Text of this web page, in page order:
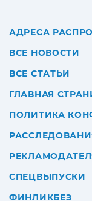
АДРЕСА
ВСЕ НОВОСТИ
ВСЕ СТАТЬИ
ГЛАВНАЯ
ПОЛИТИКА
СПЕЦВЫПУСКИ
ФИНЛИКБЕЗ